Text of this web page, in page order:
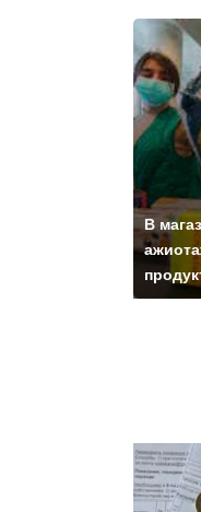
В